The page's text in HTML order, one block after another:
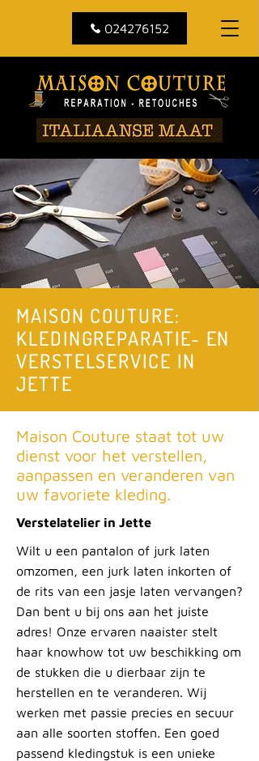
024276152
MAISON COUTURE:
KLEDINGREPARATIE- EN
VERSTELSERVICE IN
JETTE
Maison Couture staat tot uw
dienst voor het verstellen,
aanpassen en veranderen van
uw favoriete kleding.
Verstelatelier in Jette
Wilt u een pantalon of jurk laten
omzomen, een jurk laten inkorten of
de rits van een jasje laten vervangen?
Dan bent u bij ons aan het juiste
adres! Onze ervaren naaister stelt
haar knowhow tot uw beschikking om
de stukken die u dierbaar zijn te
herstellen en te veranderen. Wij
werken met passie precies en secuur
aan alle soorten stoffen. Een goed
passend kledingstuk is een unieke